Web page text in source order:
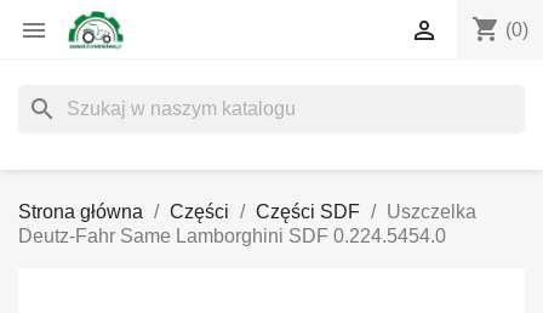
 shopping_cart (0)

search
Strona główna Części Części SDF
Uszczelka
Deutz-Fahr Same Lamborghini SDF 0.224.5454.0